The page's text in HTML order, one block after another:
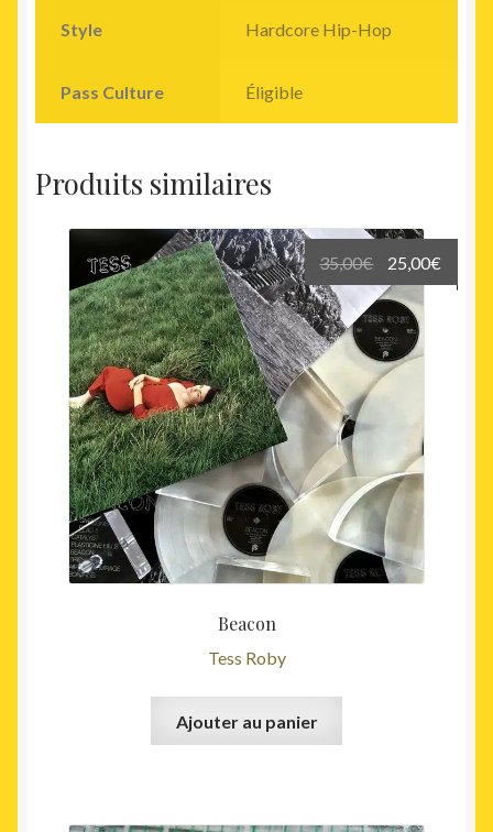
Style Hardcore Hip-Hop
Pass Culture Éligible
Produits similaires
Beacon
Tess Roby
35,00€
Le
prix
initial
était :
35,00€.
25,00€
prix
Ajouter au panier